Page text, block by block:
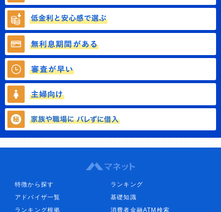
特徴から探す
ランキング
アドバイザ一覧
基礎知識
ランキング根拠
消費者金融ATM検索